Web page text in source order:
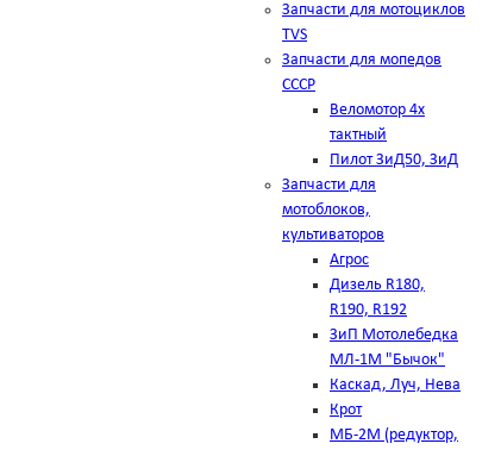
Запчасти для мотоциклов
TVS
Запчасти для мопедов
СССР
Веломотор 4х
тактный
Пилот ЗиД50, ЗиД
Запчасти для
мотоблоков,
культиваторов
Агрос
Дизель R180,
R190, R192
ЗиП Мотолебедка
МЛ-1М "Бычок"
Каскад, Луч, Нева
Крот
МБ-2М (редуктор,